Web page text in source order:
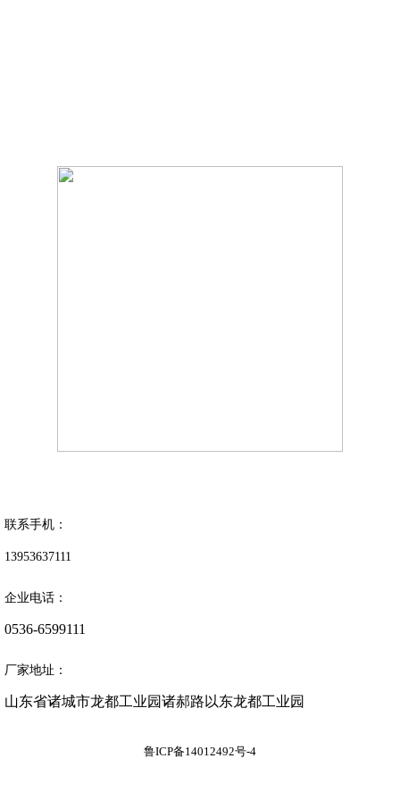
联系手机：
13953637111
企业电话：
0536-6599111
厂家地址：
山东省诸城市龙都工业园诸郝路以东龙都工业园
鲁ICP备14012492号-4